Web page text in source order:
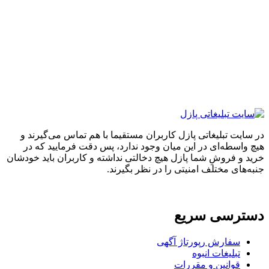
تبلیغاتی پازل کاربران مستقیما با هم تماس می‌گیرند و
در این میان وجود ندارد، پس دقت فرمایید که در
و فروشِ شما پازل هیچ دخالتی نداشته و کاربران باید خودشان
مختلف امنیتی را در نظر بگیرند.
سریع
سفارش رپورتاژ آگهی
تبلیغات انبوه
قوانین و مقررات